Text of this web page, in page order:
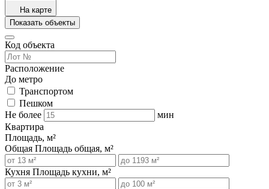
На карте
Показать объекты
Код объекта
Расположение
До метро
Транспортом
Пешком
Не более
мин
Квартира
Площадь, м²
Общая Площадь общая, м²
Кухня Площадь кухни, м²